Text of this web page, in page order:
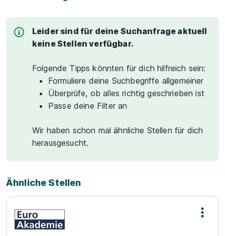
Leider sind für deine Suchanfrage aktuell
keine Stellen verfügbar.
Folgende Tipps könnten für dich hilfreich sein:
Formuliere deine Suchbegriffe allgemeiner
Überprüfe, ob alles richtig geschrieben ist
Passe deine Filter an
Wir haben schon mal ähnliche Stellen für dich
herausgesucht.
Ähnliche Stellen